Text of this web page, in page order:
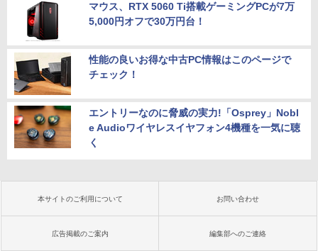
マウス、RTX 5060 Ti搭載ゲーミングPCが7万
5,000円オフで30万円台！
性能の良いお得な中古PC情報はこのページで
チェック！
エントリーなのに脅威の実力!「Osprey」Nobl
e Audioワイヤレスイヤフォン4機種を一気に聴
く
本サイトのご利用について お問い合わせ
広告掲載のご案内 編集部へのご連絡